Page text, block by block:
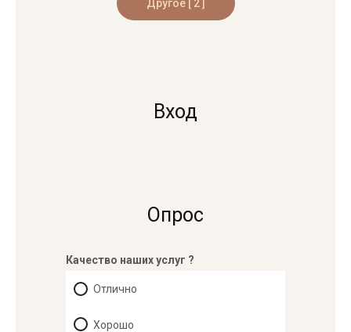
Вход
Опрос
Качество наших услуг ?
Отлично
Хорошо